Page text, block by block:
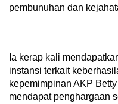
pembunuhan dan
Ia kerap kali
instansi terkait
kepemimpinan AKP
mendapat penghargaan